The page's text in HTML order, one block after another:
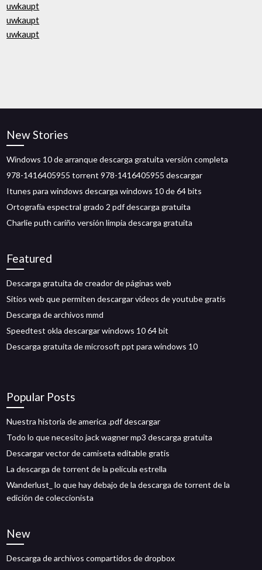
uwkaupt
uwkaupt
uwkaupt
New Stories
Windows 10 de arranque descarga gratuita versión completa
978-1416405955 torrent 978-1416405955 descargar
Itunes para windows descarga windows 10 de 64 bits
Ortografía espectral grado 2 pdf descarga gratuita
Charlie puth cariño versión limpia descarga gratuita
Featured
Descarga gratuita de creador de páginas web
Sitios web que permiten descargar videos de youtube gratis
Descarga de archivos mmd
Speedtest okla descargar windows 10 64 bit
Descarga gratuita de microsoft ppt para windows 10
Popular Posts
Nuestra historia de america .pdf descargar
Todo lo que necesito jack wagner mp3 descarga gratuita
Descargar vector de camiseta editable gratis
La descarga de torrent de la película estrella
Wanderlust_ lo que hay debajo de la descarga de torrent de la
edición de coleccionista
New
Descarga de archivos compartidos de dropbox